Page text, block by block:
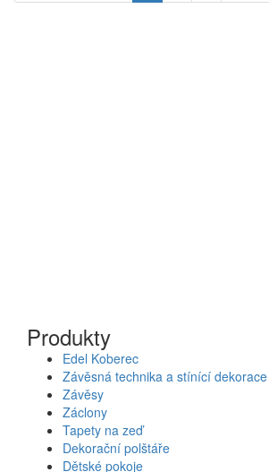
Produkty
Edel Koberec
Závěsná technika a stínící dekorace
Závěsy
Záclony
Tapety na zeď
Dekorační polštáře
Dětské pokoje